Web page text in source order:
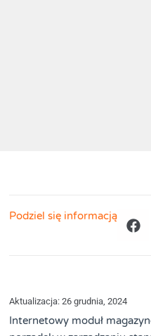
Podziel się informacją
Aktualizacja: 26 grudnia, 2024
Internetowy moduł